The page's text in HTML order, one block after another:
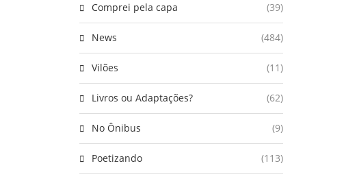
Comprei pela capa (39)
News (484)
Vilões (11)
Livros ou Adaptações? (62)
No Ônibus (9)
Poetizando (113)